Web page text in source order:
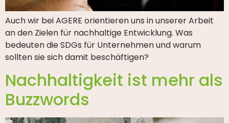
Auch wir bei AGERE orientieren uns in unserer Arbeit
an den Zielen für nachhaltige Entwicklung. Was
bedeuten die SDGs für Unternehmen und warum
sollten sie sich damit beschäftigen?
Nachhaltigkeit ist mehr als
Buzzwords